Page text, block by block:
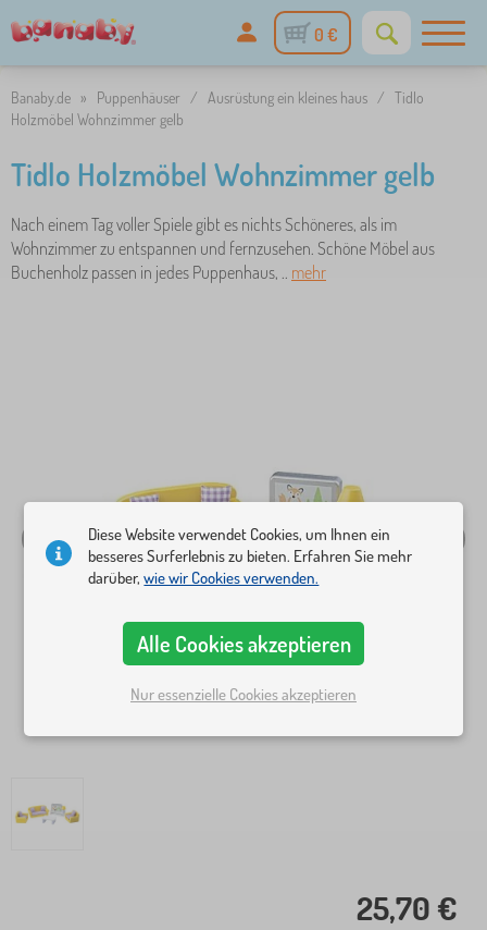
0 €
Banaby.de » Puppenhäuser / Ausrüstung ein kleines haus / Tidlo
Holzmöbel Wohnzimmer gelb
Tidlo Holzmöbel Wohnzimmer gelb
Nach einem Tag voller Spiele gibt es nichts Schöneres, als im
Wohnzimmer zu entspannen und fernzusehen. Schöne Möbel aus
Buchenholz passen in jedes Puppenhaus, .. mehr
25,70 €
Diese Website verwendet Cookies, um Ihnen ein
besseres Surferlebnis zu bieten. Erfahren Sie mehr
darüber,wie wir Cookies verwenden.
Alle Cookies akzeptieren
Nur essenzielle Cookies akzeptieren